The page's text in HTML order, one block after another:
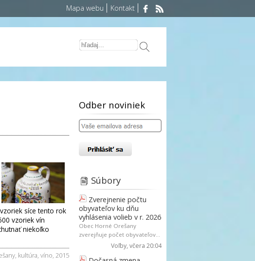
Mapa webu Kontakt
síce tento rok
vzoriek vín
niekoľko
, kultúra, víno, 2015
Odber noviniek
Súbory
Zverejnenie počtu
obyvateľov ku dňu
vyhlásenia volieb v r. 2026
Obec Horné Orešany
zverejňuje počet obyvateľov...
Voľby, včera 20:04